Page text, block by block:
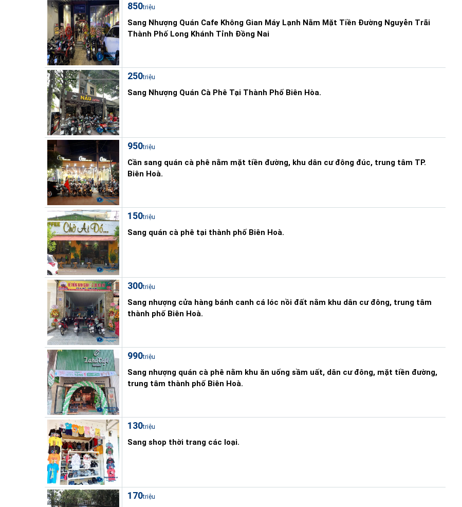
850triệu
Sang Nhượng Quán Cafe Không Gian Máy Lạnh Nằm Mặt Tiền Đường Nguyễn Trãi
Thành Phố Long Khánh Tỉnh Đồng Nai
250triệu
Sang Nhượng Quán Cà Phê Tại Thành Phố Biên Hòa.
950triệu
Cần sang quán cà phê nằm mặt tiền đường, khu dân cư đông đúc, trung tâm TP.
Biên Hoà.
150triệu
Sang quán cà phê tại thành phố Biên Hoà.
300triệu
Sang nhượng cửa hàng bánh canh cá lóc nồi đất nằm khu dân cư đông, trung tâm
thành phố Biên Hoà.
990triệu
Sang nhượng quán cà phê nằm khu ăn uống sầm uất, dân cư đông, mặt tiền đường,
trung tâm thành phố Biên Hoà.
130triệu
Sang shop thời trang các loại.
170triệu